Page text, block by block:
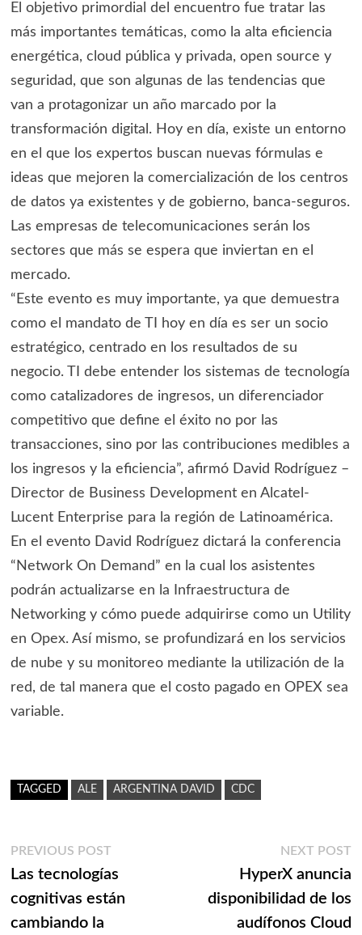
El objetivo primordial del encuentro fue tratar las
más importantes temáticas, como la alta eficiencia
energética, cloud pública y privada, open source y
seguridad, que son algunas de las tendencias que
van a protagonizar un año marcado por la
transformación digital. Hoy en día, existe un entorno
en el que los expertos buscan nuevas fórmulas e
ideas que mejoren la comercialización de los centros
de datos ya existentes y de gobierno, banca-seguros.
Las empresas de telecomunicaciones serán los
sectores que más se espera que inviertan en el
mercado.
“Este evento es muy importante, ya que demuestra
como el mandato de TI hoy en día es ser un socio
estratégico, centrado en los resultados de su
negocio. TI debe entender los sistemas de tecnología
como catalizadores de ingresos, un diferenciador
competitivo que define el éxito no por las
transacciones, sino por las contribuciones medibles a
los ingresos y la eficiencia”, afirmó David Rodríguez –
Director de Business Development en Alcatel-
Lucent Enterprise para la región de Latinoamérica.
En el evento David Rodríguez dictará la conferencia
“Network On Demand” en la cual los asistentes
podrán actualizarse en la Infraestructura de
Networking y cómo puede adquirirse como un Utility
en Opex. Así mismo, se profundizará en los servicios
de nube y su monitoreo mediante la utilización de la
red, de tal manera que el costo pagado en OPEX sea
variable.
TAGGED ALE ARGENTINA DAVID CDC
Navegación
de
entradas
PREVIOUS POSTPrevious
post:
Las tecnologías
cognitivas están
cambiando la
NEXT POST
HyperX anuncia
disponibilidad de los
audífonos Cloud